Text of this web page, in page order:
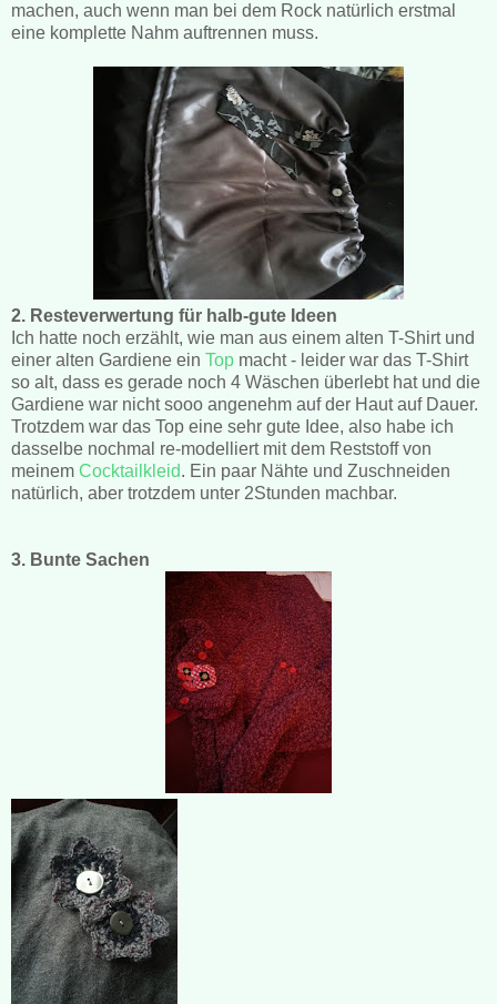
machen, auch wenn man bei dem Rock natürlich erstmal
eine komplette Nahm auftrennen muss.
2. Resteverwertung für halb-gute Ideen
Ich hatte noch erzählt, wie man aus einem alten T-Shirt und
einer alten Gardiene ein Top macht - leider war das T-Shirt
so alt, dass es gerade noch 4 Wäschen überlebt hat und die
Gardiene war nicht sooo angenehm auf der Haut auf Dauer.
Trotzdem war das Top eine sehr gute Idee, also habe ich
dasselbe nochmal re-modelliert mit dem Reststoff von
meinem Cocktailkleid. Ein paar Nähte und Zuschneiden
natürlich, aber trotzdem unter 2Stunden machbar.
3. Bunte Sachen